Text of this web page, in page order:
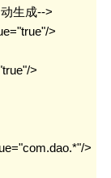
动生成-->
>
>
>